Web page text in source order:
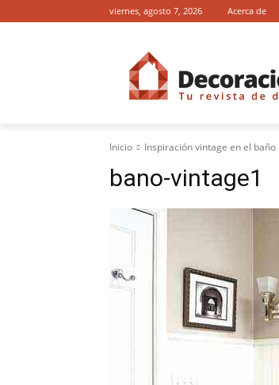
viernes, agosto 7, 2026 Acerca de
Inicio Inspiración vintage en el baño
bano-vintage1